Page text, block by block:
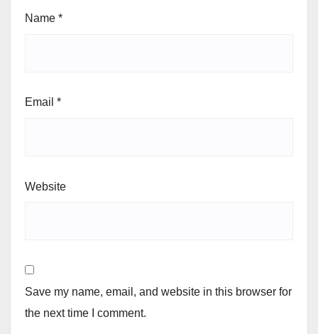
Name *
Email *
Website
Save my name, email, and website in this browser for
the next time I comment.